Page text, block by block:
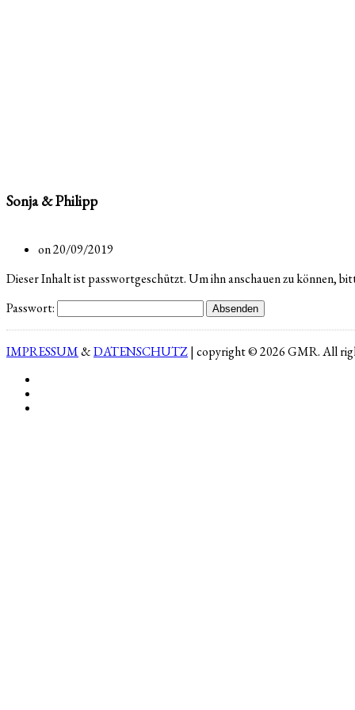
Sonja & Philipp
on 20/09/2019
Dieser Inhalt ist passwortgeschützt. Um ihn anschauen zu können,
Passwort:
IMPRESSUM&DATENSCHUTZ| copyright © 2026 GMR. All